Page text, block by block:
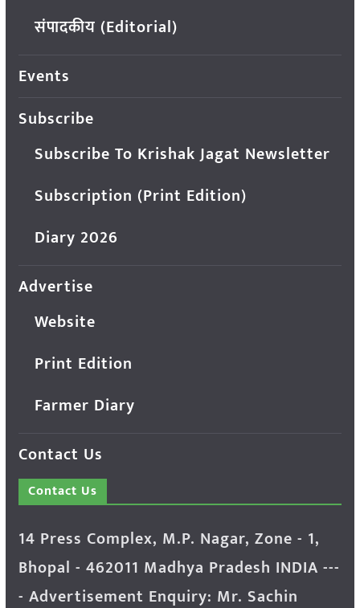
संपादकीय (Editorial)
Events
Subscribe
Subscribe To Krishak Jagat Newsletter
Subscription (Print Edition)
Diary 2026
Advertise
Website
Print Edition
Farmer Diary
Contact Us
Contact Us
14 Press Complex, M.P. Nagar, Zone - 1,
Bhopal - 462011 Madhya Pradesh INDIA ---
- Advertisement Enquiry: Mr. Sachin